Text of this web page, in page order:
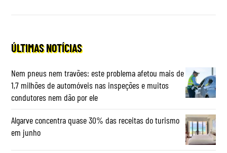
ÚLTIMAS NOTÍCIAS
Nem pneus nem travões: este problema afetou mais de
1,7 milhões de automóveis nas inspeções e muitos
condutores nem dão por ele
Algarve concentra quase 30% das receitas do turismo
em junho